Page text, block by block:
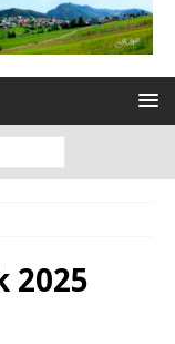
2025